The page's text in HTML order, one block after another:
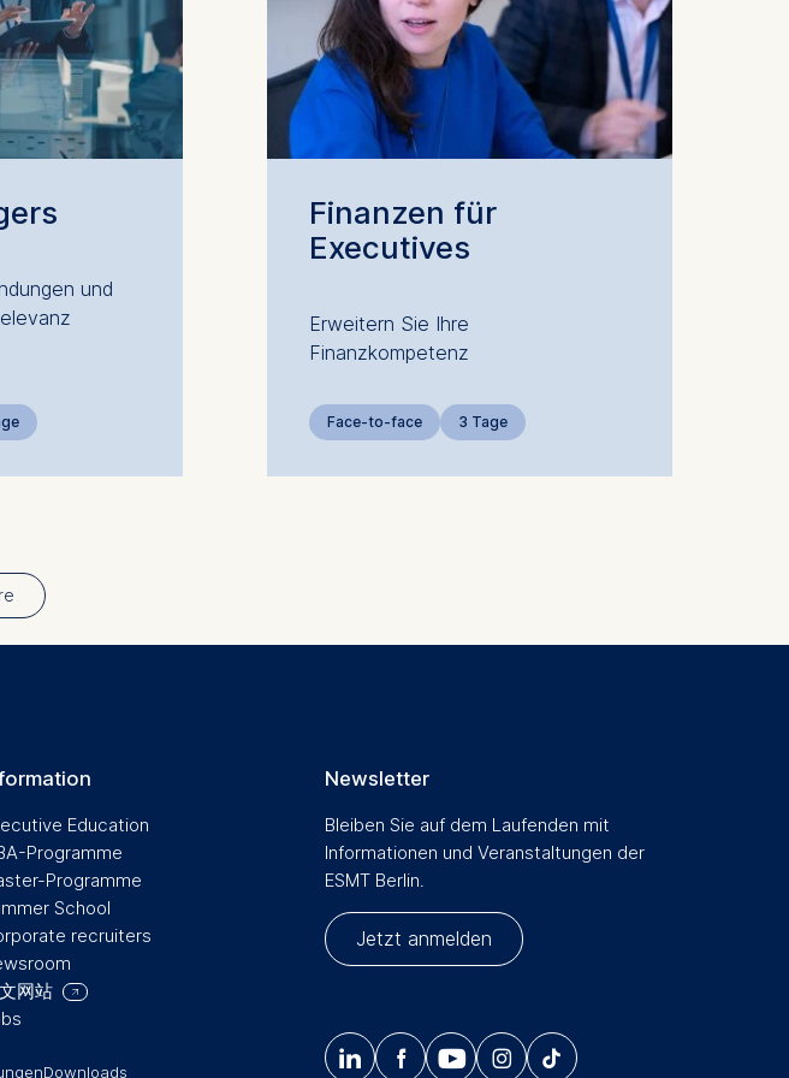
und
Finanzen für
Executives
Erweitern Sie Ihre
Finanzkompetenz
Face-to-face 3 Tage
Education
Programme
Programme
School
recruiters
网站
Newsletter
Bleiben Sie auf dem Laufenden mit
Informationen und Veranstaltungen der
ESMT Berlin.
Jetzt anmelden
Downloads     𝄞
on the cookie and is a
is Legitimate Interest (Art.
providing a reason. This can
the bottom of the screen. For more
advertisement banners.